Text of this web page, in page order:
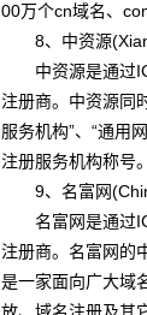
00万个cn域名、
8、中资源
中资源是通过
注册商。中资源同
服务机构”、“通用
注册服务机构称号。
9、名富网
名富网是通过
注册商。名富网的
是一家面向广大域